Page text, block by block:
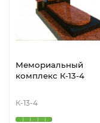
Мемориальный
комплекс К-13-4
К-13-4